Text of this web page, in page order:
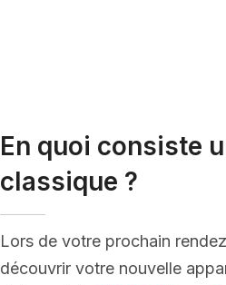
En quoi consiste
classique ?
Lors de votre prochain
découvrir votre nouvelle